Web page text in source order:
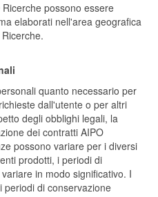
possono essere
elaborati nell'area geografica
quanto necessario per
dall'utente o per altri
degli obblighi legali, la
dei contratti AIPO
possono variare per i diversi
prodotti, i periodi di
in modo significativo. I
di conservazione